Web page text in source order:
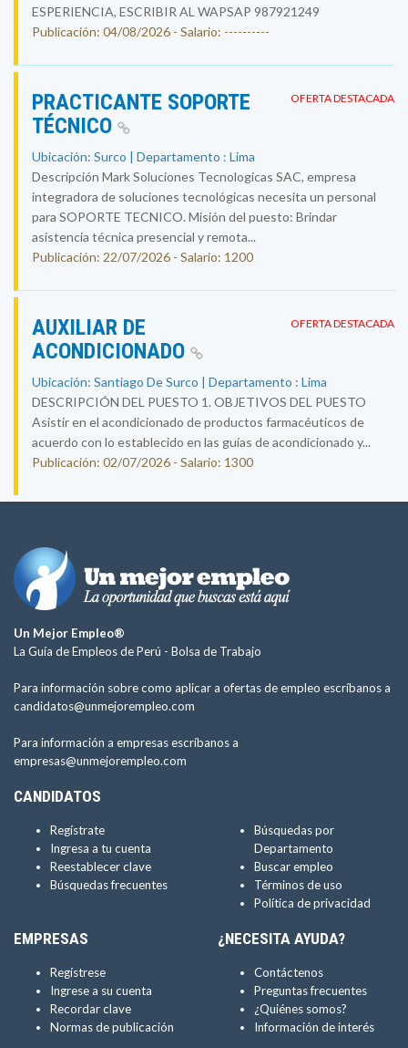
ESPERIENCIA, ESCRIBIR AL WAPSAP 987921249
Publicación: 04/08/2026 - Salario: ----------
OFERTA DESTACADA
PRACTICANTE SOPORTE
TÉCNICO
Ubicación: Surco | Departamento : Lima
Descripción Mark Soluciones Tecnologicas SAC, empresa
integradora de soluciones tecnológicas necesita un personal
para SOPORTE TECNICO. Misión del puesto: Brindar
asistencia técnica presencial y remota...
Publicación: 22/07/2026 - Salario: 1200
OFERTA DESTACADA
AUXILIAR DE
ACONDICIONADO
Ubicación: Santiago De Surco | Departamento : Lima
DESCRIPCIÓN DEL PUESTO 1. OBJETIVOS DEL PUESTO
Asistir en el acondicionado de productos farmacéuticos de
acuerdo con lo establecido en las guías de acondicionado y...
Publicación: 02/07/2026 - Salario: 1300
Un Mejor Empleo®
La Guía de Empleos de Perú - Bolsa de Trabajo
Para información sobre como aplicar a ofertas de empleo escríbanos a
candidatos@unmejorempleo.com
Para información a empresas escríbanos a
empresas@unmejorempleo.com
CANDIDATOS
Regístrate
Ingresa a tu cuenta
Reestablecer clave
Búsquedas frecuentes
Búsquedas por
Departamento
Buscar empleo
Términos de uso
Política de privacidad
EMPRESAS
Regístrese
Ingrese a su cuenta
Recordar clave
Normas de publicación
¿NECESITA AYUDA?
Contáctenos
Preguntas frecuentes
¿Quiénes somos?
Información de interés